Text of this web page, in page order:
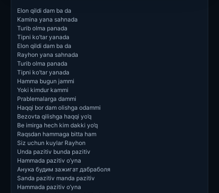
Elon qildi dam ba da
Kamina yana sahnada
Turib olma panada
Tipni ko’tar yanada
Elon qildi dam ba da
Rayhon yana sahnada
Turib olma panada
Tipni ko’tar yanada
Hamma bugun jammi
Yoki kimdur kammi
Prablemalarga dammi
Haqqi bor dam olishga odammi
Bezovta qilishga haqqi yo’q
Be imirga hech kim dakki yo’q
Raqsdan hammaga bitta ham
Siz uchun kuylar Rayhon
Unda pazitiv bunda pazitiv
Hammada pazitiv o’yna
Анука будим зажигат дабраболя
Sanda pazitiv manda pazitiv
Hammada pazitiv o’yna